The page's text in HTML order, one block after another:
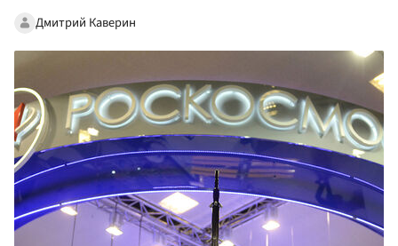
Дмитрий Каверин